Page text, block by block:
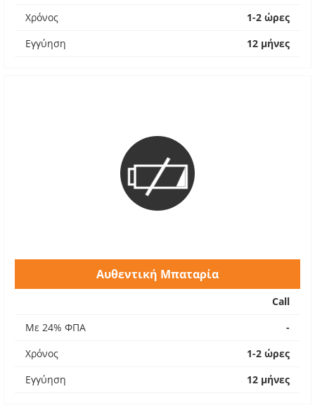
Χρόνος
1-2 ώρες
Εγγύηση
12 μήνες
Αυθεντική Μπαταρία
Call
Με 24% ΦΠΑ
-
Χρόνος
1-2 ώρες
Εγγύηση
12 μήνες